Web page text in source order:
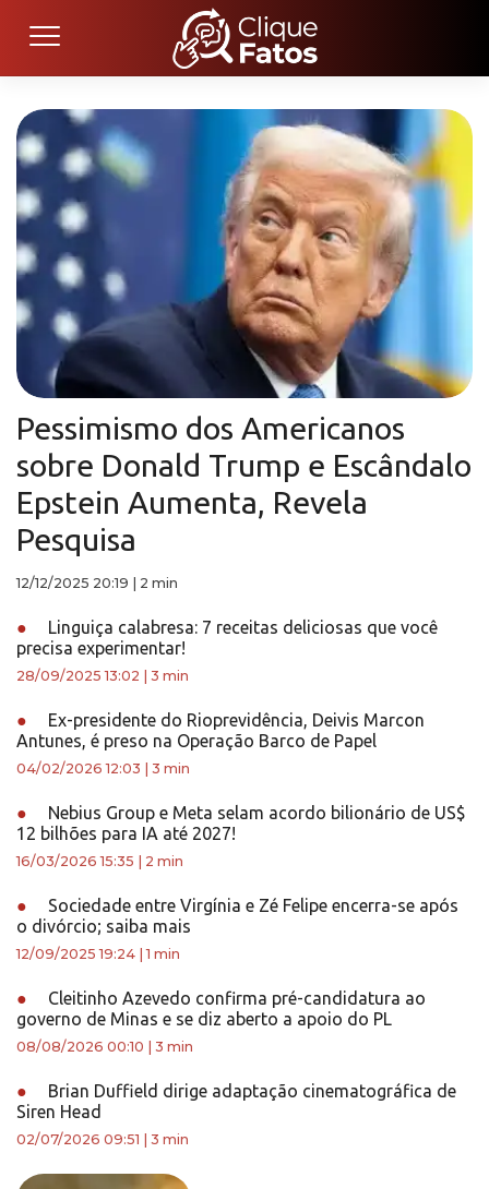
Pessimismo dos Americanos
sobre Donald Trump e Escândalo
Epstein Aumenta, Revela
Pesquisa
12/12/2025 20:19 2 min
●
Linguiça calabresa: 7 receitas deliciosas que você
precisa experimentar!
28/09/2025 13:02 3 min
●
Ex-presidente do Rioprevidência, Deivis Marcon
Antunes, é preso na Operação Barco de Papel
04/02/2026 12:03 3 min
●
Nebius Group e Meta selam acordo bilionário de US$
12 bilhões para IA até 2027!
16/03/2026 15:35 2 min
●
Sociedade entre Virgínia e Zé Felipe encerra-se após
o divórcio; saiba mais
12/09/2025 19:24 |1 min
●
Cleitinho Azevedo confirma pré-candidatura ao
governo de Minas e se diz aberto a apoio do PL
08/08/2026 00:10 3 min
●
Brian Duffield dirige adaptação cinematográfica de
Siren Head
02/07/2026 09:51 3 min